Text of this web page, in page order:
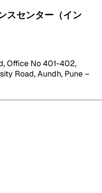
スセンター（イン
Office No 401-402,
Road, Aundh, Pune –